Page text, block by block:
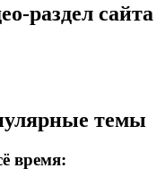
раздел сайта
темы
время: